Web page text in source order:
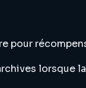
pour
lorsque